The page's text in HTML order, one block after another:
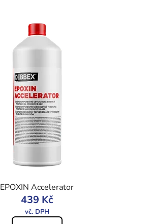
EPOXIN Accelerator
439 Kč